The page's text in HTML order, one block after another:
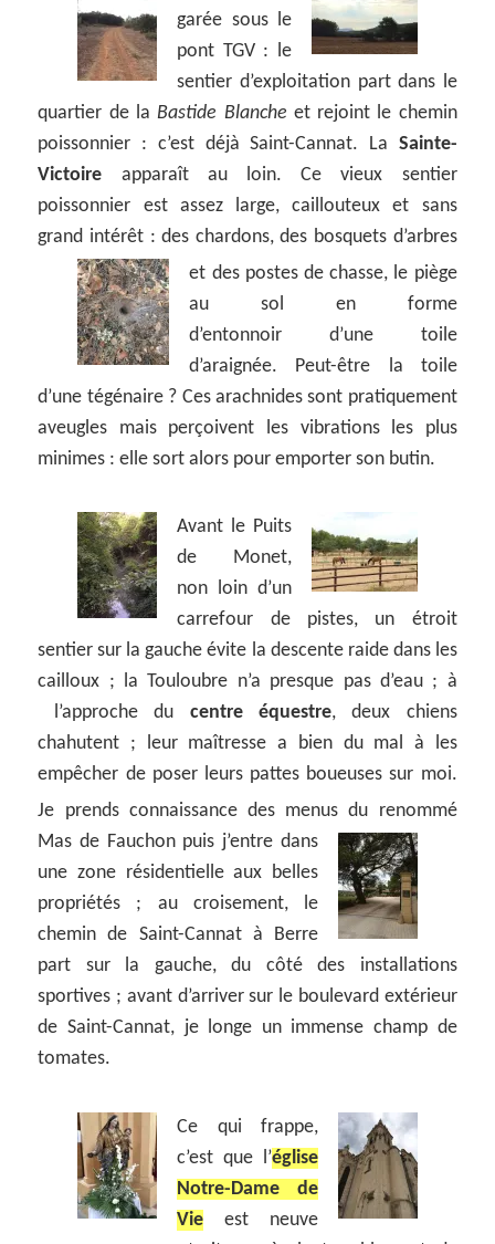
garée sous le
pont TGV : le
sentier d’exploitation part dans le
quartier de laBastide Blanche et rejoint le chemin
poissonnier : c’est déjà Saint-Cannat. La Sainte-
Victoire apparaît au loin. Ce vieux sentier
poissonnier est assez large, caillouteux et sans
grand intérêt : des chardons, des bosquets d’arbres
et des postes de chasse, le piège
au sol en forme
d’entonnoir d’une toile
d’araignée. Peut-être la toile
d’une tégénaire ? Ces arachnides sont pratiquement
aveugles mais perçoivent les vibrations les plus
minimes : elle sort alors pour emporter son butin.
Avant le Puits
de Monet,
non loin d’un
carrefour de pistes, un étroit
sentier sur la gauche évite la descente raide dans les
cailloux ; la Touloubre n’a presque pas d’eau ; à
l’approche du centre équestre, deux chiens
chahutent ; leur maîtresse a bien du mal à les
empêcher de poser leurs pattes boueuses sur moi.
Je prends connaissance des menus du renommé
Mas de Fauchon puis j’entre dans
une zone résidentielle aux belles
propriétés ; au croisement, le
chemin de Saint-Cannat à Berre
part sur la gauche, du côté des installations
sportives ; avant d’arriver sur le boulevard extérieur
de Saint-Cannat, je longe un immense champ de
tomates.
Ce qui frappe,
c’est que l’église
Notre-Dame de
Vie est neuve